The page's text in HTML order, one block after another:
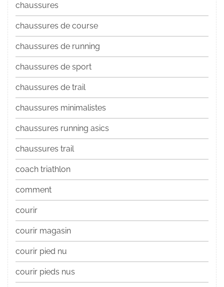
chaussures
chaussures de course
chaussures de running
chaussures de sport
chaussures de trail
chaussures minimalistes
chaussures running asics
chaussures trail
coach triathlon
comment
courir
courir magasin
courir pied nu
courir pieds nus